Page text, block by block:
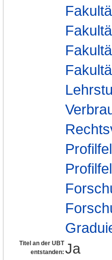
Titel an der UBT
entstanden: Ja